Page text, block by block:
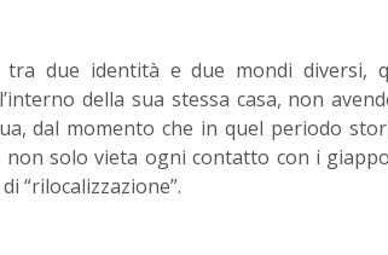
due identità e due mondi diversi,
della sua stessa casa, non
dal momento che in quel periodo
solo vieta ogni contatto con i
“rilocalizzazione”.